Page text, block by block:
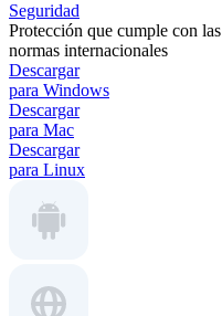
Seguridad
Protección que cumple con las
normas internacionales
Descargar
para Windows
Descargar
para Mac
Descargar
para Linux